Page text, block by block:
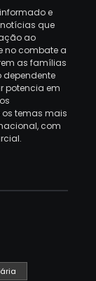
e
que
ao
no combate a
as famílias
potencia em
temas mais
com